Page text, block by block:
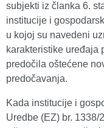
subjekti iz članka 6.
institucije i
u kojoj su navedeni
karakteristike uređaja
predočila oštećene
predočavanja.
Kada institucije i
Uredbe (EZ) br.